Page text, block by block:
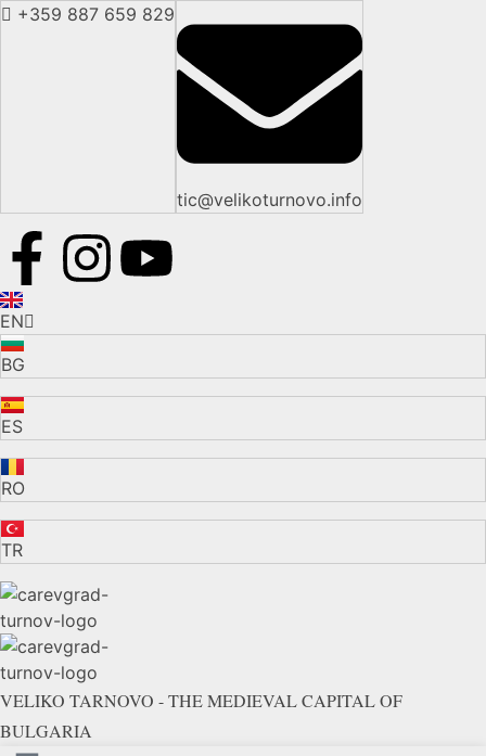
+359 887 659 829
tic@velikoturnovo.info
EN
BG
ES
RO
TR
VELIKO TARNOVO - THE MEDIEVAL CAPITAL OF
BULGARIA